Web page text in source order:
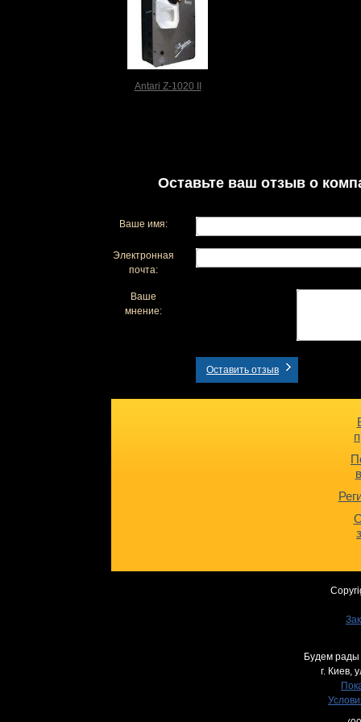
Antari Z-1020 II
Оставьте ваш отзыв о
Ваше имя:
Электронная
почта:
Ваше
мнение:
Оставить отзыв
Будем рады
г. Киев,